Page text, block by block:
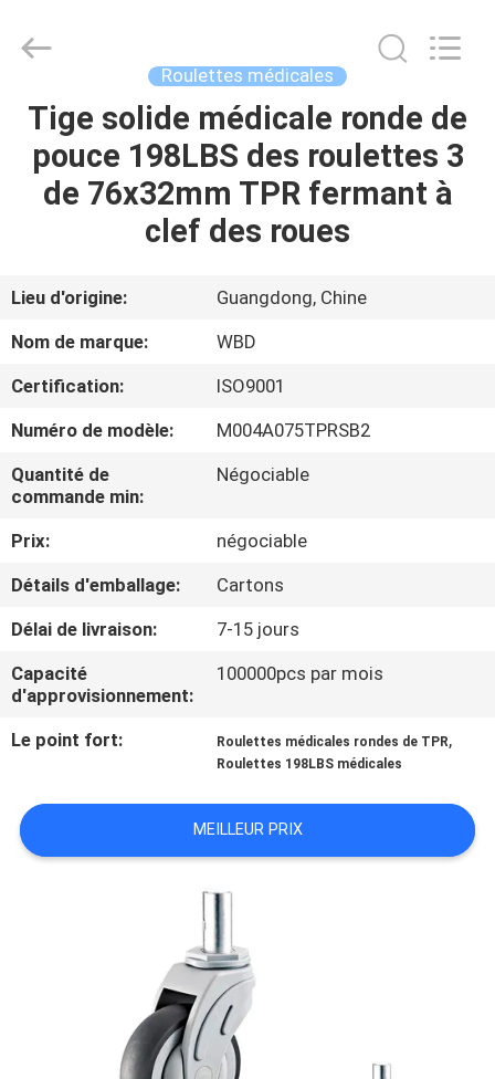
MAISON
PRODUITS
AU
DE
NOUS
VISITE
D'USINE
CONTRÔLE
DE
QUALITÉ
NOUS
Metal
Reserved.
Roulettes médicales
Tige solide médicale ronde de
pouce 198LBS des roulettes 3
de 76x32mm TPR fermant à
clef des roues
Lieu d'origine:
Guangdong, Chine
Nom de marque:
WBD
Certification:
ISO9001
Numéro de modèle:
M004A075TPRSB2
Quantité de
commande min:
Négociable
Prix:
négociable
Détails d'emballage:
Cartons
Délai de livraison:
7-15 jours
Capacité
d'approvisionnement:
100000pcs par mois
Le point fort: Roulettes médicales rondes de TPR,
Roulettes 198LBS médicales
MEILLEUR PRIX